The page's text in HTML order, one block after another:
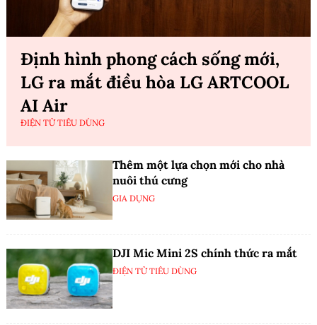
Định hình phong cách sống mới,
LG ra mắt điều hòa LG ARTCOOL
AI Air
ĐIỆN TỬ TIÊU DÙNG
Thêm một lựa chọn mới cho nhà
nuôi thú cưng
GIA DỤNG
DJI Mic Mini 2S chính thức ra mắt
ĐIỆN TỬ TIÊU DÙNG